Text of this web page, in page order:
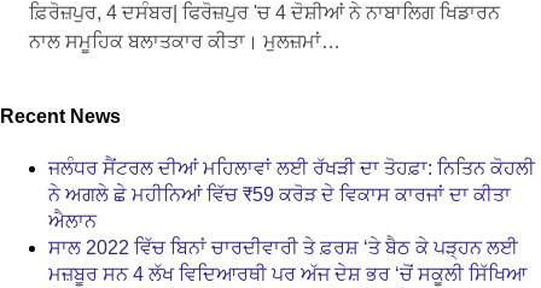
ਫ਼ਿਰੋਜ਼ਪੁਰ, 4 ਦਸੰਬਰ| ਫਿਰੋਜ਼ਪੁਰ 'ਚ 4 ਦੋਸ਼ੀਆਂ ਨੇ ਨਾਬਾਲਿਗ ਖਿਡਾਰਨ
ਨਾਲ ਸਮੂਹਿਕ ਬਲਾਤਕਾਰ ਕੀਤਾ। ਮੁਲਜ਼ਮਾਂ…
Recent News
ਜਲੰਧਰ ਸੈਂਟਰਲ ਦੀਆਂ ਮਹਿਲਾਵਾਂ ਲਈ ਰੱਖੜੀ ਦਾ ਤੋਹਫ਼ਾ: ਨਿਤਿਨ ਕੋਹਲੀ
ਨੇ ਅਗਲੇ ਛੇ ਮਹੀਨਿਆਂ ਵਿੱਚ ₹59 ਕਰੋੜ ਦੇ ਵਿਕਾਸ ਕਾਰਜਾਂ ਦਾ ਕੀਤਾ
ਐਲਾਨ
ਸਾਲ 2022 ਵਿੱਚ ਬਿਨਾਂ ਚਾਰਦੀਵਾਰੀ ਤੇ ਫ਼ਰਸ਼ ‘ਤੇ ਬੈਠ ਕੇ ਪੜ੍ਹਨ ਲਈ
ਮਜ਼ਬੂਰ ਸਨ 4 ਲੱਖ ਵਿਦਿਆਰਥੀ ਪਰ ਅੱਜ ਦੇਸ਼ ਭਰ ‘ਚੋਂ ਸਕੂਲੀ ਸਿੱਖਿਆ